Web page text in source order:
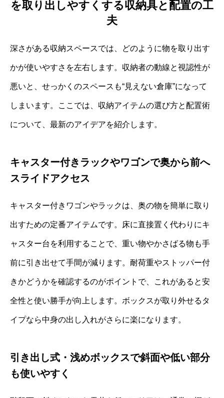
を取り出しやすくする収納具と配置の工
夫
深さがある収納スペースでは、どのように物を取り出す
かが使いやすさを左右します。収納者の動線と視認性が
悪いと、せっかくのスペースも“見えない倉庫”になって
しまいます。ここでは、収納アイテムの選び方と配置術
について、最新のアイデアを紹介します。
キャスター付きラックやワゴンで奥から前へ
スライドアクセス
キャスター付きワゴンやラックは、奥の物を簡単に取り
出すための定番アイテムです。床に直接置く代わりにキ
ャスター台を利用することで、重い物やかさばる物も手
前に引き出せて手間が減ります。耐荷重やストッパー付
きかどうかを確認するのがポイントで、これがあると安
全性と使い勝手が向上します。ボックスが取り外せるタ
イプなら中身の出し入れがさらに楽になります。
引き出し式・浅めボックスで斜面や低い部分
も使いやすく